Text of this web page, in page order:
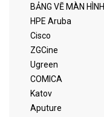
BẢNG VẼ MÀN HÌNH
HPE Aruba
Cisco
ZGCine
Ugreen
COMICA
Katov
Aputure